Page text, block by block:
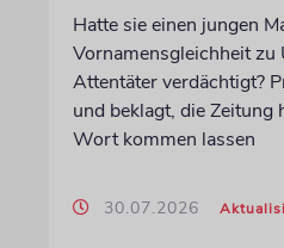
Hatte sie einen jungen
Vornamensgleichheit zu
Attentäter verdächtigt?
und beklagt, die Zeitung
Wort kommen lassen
30.07.2026